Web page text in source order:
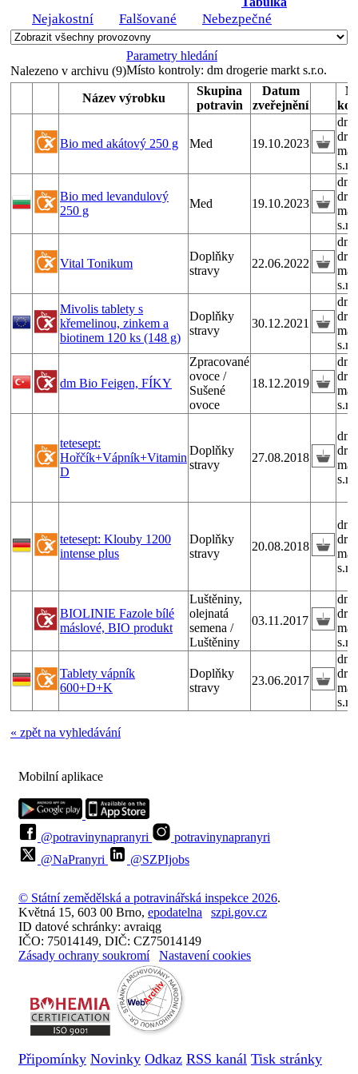
Nejakostní Falšované Nebezpečné
Nalezeno v archivu (9)
Parametry hledání
Místo kontroly: dm drogerie markt s.r.o.
Název výrobku
Skupina
potravin
Datum
zveřejnění
Bio med akátový 250 g Med 19.10.2023
dm
Bio med levandulový
250 g
Med 19.10.2023
dm
Vital Tonikum
Doplňky
stravy
22.06.2022
dm
Mivolis tablety s
křemelinou, zinkem a
biotinem 120 ks (148 g)
Doplňky
stravy
30.12.2021
dm
dm Bio Feigen, FÍKY
Zpracované
ovoce /
Sušené
ovoce
18.12.2019
dm
tetesept:
Hořčík+Vápník+Vitamin
D
Doplňky
stravy
27.08.2018
dm
tetesept: Klouby 1200
intense plus
Doplňky
stravy
20.08.2018
dm
BIOLINIE Fazole bílé
máslové, BIO produkt
Luštěniny,
olejnatá
semena /
Luštěniny
03.11.2017
dm
Tablety vápník
600+D+K
Doplňky
stravy
23.06.2017
dm
« zpět na vyhledávání
Mobilní aplikace
@potravinynapranyri
potravinynapranyri
@NaPranyri
@SZPIjobs
© Státní zemědělská a potravinářská inspekce 2026.
Květná 15, 603 00 Brno, epodatelna
szpi.gov.cz
ID datové schránky: avraiqg
IČO: 75014149, DIČ: CZ75014149
Zásady ochrany soukromí
Nastavení cookies
Připomínky Novinky Odkaz RSS kanál Tisk stránky